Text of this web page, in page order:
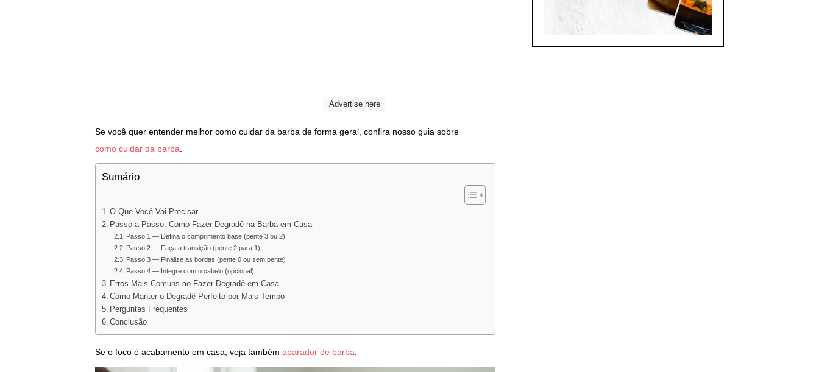
Advertise here
Se você quer entender melhor como cuidar da barba de forma geral, confira nosso guia sobre
como cuidar da barba
Sumário
O Que Você Vai Precisar
Passo a Passo: Como Fazer Degradê na Barba em Casa
Passo 1 — Defina o comprimento base (pente 3 ou 2)
Passo 2 — Faça a transição (pente 2 para 1)
Passo 3 — Finalize as bordas (pente 0 ou sem pente)
Passo 4 — Integre com o cabelo (opcional)
Erros Mais Comuns ao Fazer Degradê em Casa
Como Manter o Degradê Perfeito por Mais Tempo
Perguntas Frequentes
Conclusão
Se o foco é acabamento em casa, veja também aparador de barba